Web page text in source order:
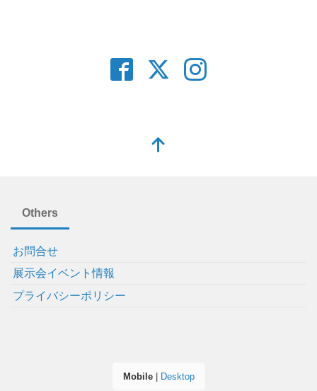
Others
お問合せ
展示会イベント情報
プライバシーポリシー
Mobile| Desktop